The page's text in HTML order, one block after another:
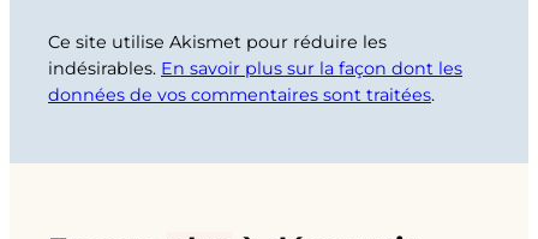
Ce site utilise Akismet pour réduire les
indésirables. En savoir plus sur la façon dont les
données de vos commentaires sont traitées.